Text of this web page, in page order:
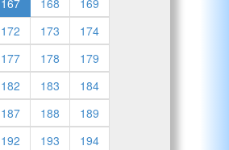
172 173
174
177 178
179
182 183
184
187 188
189
192 193
194